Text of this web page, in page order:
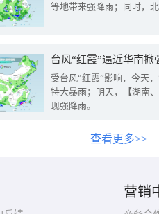
等地带来强降雨；同时，
台风“红霞”逼近华南
受台风“红霞”影响，今天
特大暴雨；明天，【湖南
现强降雨。
查看更多>>
营销